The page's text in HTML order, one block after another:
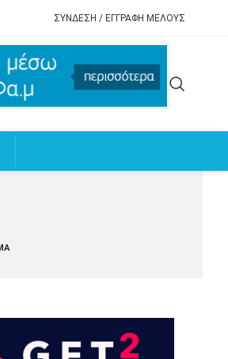
ΣΥΝΔΕΣΗ / ΕΓΓΡΑΦΗ ΜΕΛΟΥΣ